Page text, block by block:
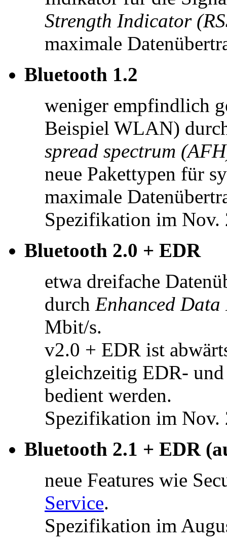
Strength Indicator
maximale
Bluetooth 1.2
weniger empfindlich
Beispiel WLAN)
spread spectrum
neue Pakettypen für
maximale
Spezifikation im
Bluetooth 2.0 + EDR
etwa dreifache
durch Enhanced Data
Mbit/s.
v2.0 + EDR ist
gleichzeitig EDR-
bedient werden.
Spezifikation im
Bluetooth 2.1 + EDR
neue Features wie
Service.
Spezifikation im